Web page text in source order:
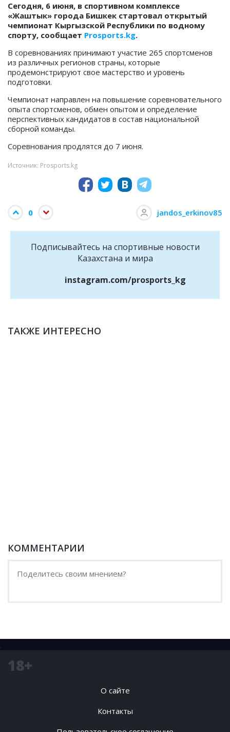
Сегодня, 6 июня, в спортивном комплексе
«Жаштык» города Бишкек стартовал открытый
чемпионат Кыргызской Республики по водному
спорту, сообщает Prosports.kg.
В соревнованиях принимают участие 265 спортсменов
из различных регионов страны, которые
продемонстрируют свое мастерство и уровень
подготовки.
Чемпионат направлен на повышение соревновательного
опыта спортсменов, обмен опытом и определение
перспективных кандидатов в состав национальной
сборной команды.
Соревнования продлятся до 7 июня.
Источник: Prosports.kg
0 jandos_erkinov85
Подписывайтесь на cпортивные новости
Казахстана и мира
instagram.com/prosports_kg
ТАКЖЕ ИНТЕРЕСНО
КОММЕНТАРИИ
;
18+
О сайте
Контакты